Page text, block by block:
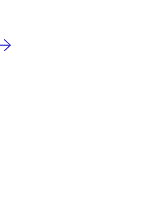
fundierte Entscheidungen bei
zu treffen.